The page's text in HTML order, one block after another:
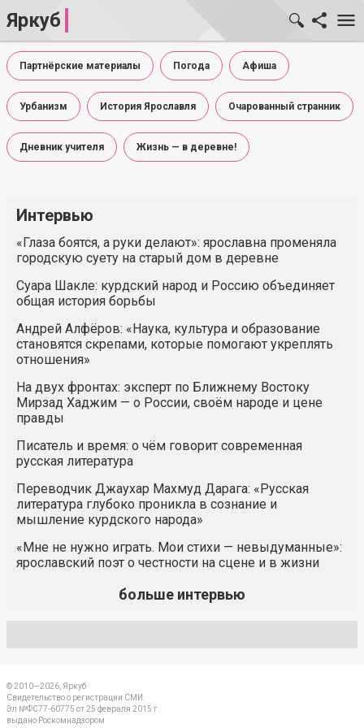
Яркуб
Партнёрские материалы Погода Афиша
Урбанизм История Ярославля Очарованный странник
Дневник учителя Жизнь — в деревне!
Интервью
«Глаза боятся, а руки делают»: ярославна променяла
городскую суету на старый дом в деревне
Суара Шакле: курдский народ и Россию объединяет
общая история борьбы
Андрей Алфёров: «Наука, культура и образование
становятся скрепами, которые помогают укреплять
отношения»
На двух фронтах: эксперт по Ближнему Востоку
Мирзад Хаджим — о России, своём народе и цене
правды
Писатель и время: о чём говорит современная
русская литература
Переводчик Джаухар Махмуд Дарага: «Русская
литература глубоко проникла в сознание и
мышление курдского народа»
«Мне не нужно играть. Мои стихи — невыдуманные»:
ярославский поэт о честности на сцене и в жизни
больше интервью
© 2010—2026, Яркуб
Свидетельство о регистрации СМИ:
Эл №ФС77-60775 от 25 февраля 2015 г.
выдано Роскомнадзором